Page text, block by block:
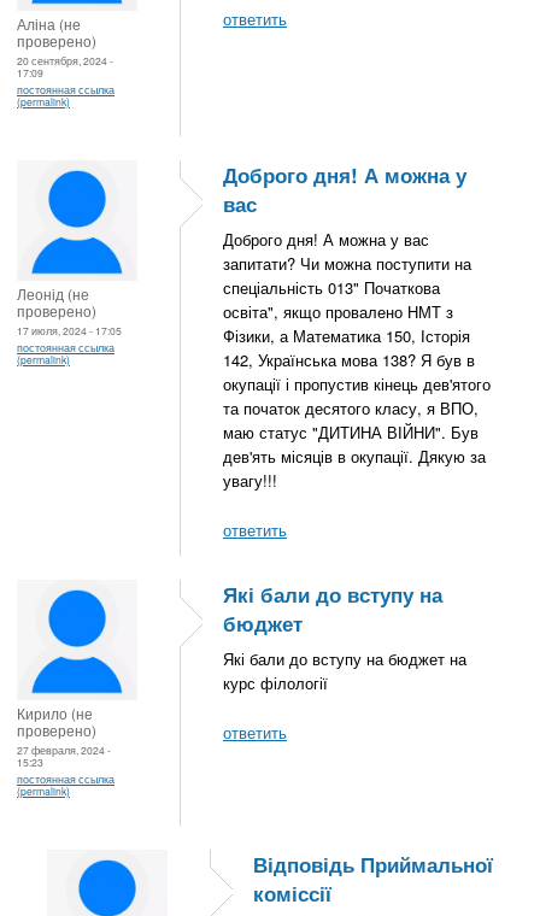
Аліна (не
проверено)
20 сентября, 2024 -
17:09
постоянная ссылка
(permalink)
ответить
Леонід (не
проверено)
17 июля, 2024 - 17:05
постоянная ссылка
(permalink)
Доброго дня! А можна у
вас
Доброго дня! А можна у вас
запитати? Чи можна поступити на
спеціальність 013" Початкова
освіта", якщо провалено НМТ з
Фізики, а Математика 150, Історія
142, Українська мова 138? Я був в
окупації і пропустив кінець дев'ятого
та початок десятого класу, я ВПО,
маю статус "ДИТИНА ВІЙНИ". Був
дев'ять місяців в окупації. Дякую за
увагу!!!
ответить
Кирило (не
проверено)
27 февраля, 2024 -
15:23
постоянная ссылка
(permalink)
Які бали до вступу на
бюджет
Які бали до вступу на бюджет на
курс філології
ответить
Відповідь Приймальної
коміссії